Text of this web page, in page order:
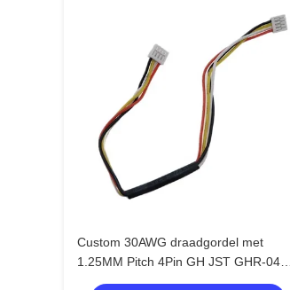
Custom 30AWG draadgordel met
1.25MM Pitch 4Pin GH JST GHR-04V-
S voor LCD-scherm